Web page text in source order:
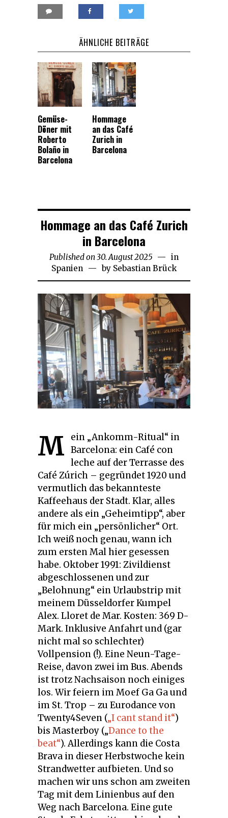
ÄHNLICHE BEITRÄGE
Gemüse-
Döner mit
Roberto
Bolaño in
Barcelona
Hommage
an das Café
Zurich in
Barcelona
Hommage an das Café Zurich
in Barcelona
Published on 30. August 2025 20.
Februar
2026
in
Spanien
by Sebastian Brück
M
ein „Ankomm-Ritual“ in
Barcelona: ein Café con
leche auf der Terrasse des
Café Zúrich – gegründet 1920 und
vermutlich das bekannteste
Kaffeehaus der Stadt. Klar, alles
andere als ein „Geheimtipp“, aber
für mich ein „persönlicher“ Ort.
Ich weiß noch genau, wann ich
zum ersten Mal hier gesessen
habe. Oktober 1991: Zivildienst
abgeschlossenen und zur
„Belohnung“ ein Urlaubstrip mit
meinem Düsseldorfer Kumpel
Alex. Lloret de Mar. Kosten: 369 D-
Mark. Inklusive Anfahrt und (gar
nicht mal so schlechter)
Vollpension (!). Eine Neun-Tage-
Reise, davon zwei im Bus. Abends
ist trotz Nachsaison noch einiges
los. Wir feiern im Moef Ga Ga und
im St. Trop – zu Eurodance von
Twenty4Seven („I cant stand it“)
bis Masterboy („Dance to the
beat“). Allerdings kann die Costa
Brava in dieser Herbstwoche kein
Strandwetter aufbieten. Und so
machen wir uns schon am zweiten
Tag mit dem Linienbus auf den
Weg nach Barcelona. Eine gute